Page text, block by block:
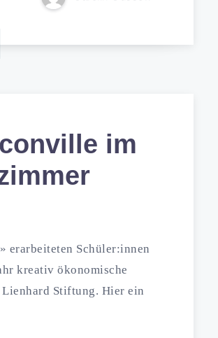
im
erarbeiteten Schüler:innen
kreativ ökonomische
Lienhard Stiftung. Hier ein